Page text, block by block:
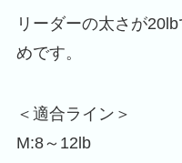
リーダーの太さが
めです。
＜適合ライン＞
M:8～12lb